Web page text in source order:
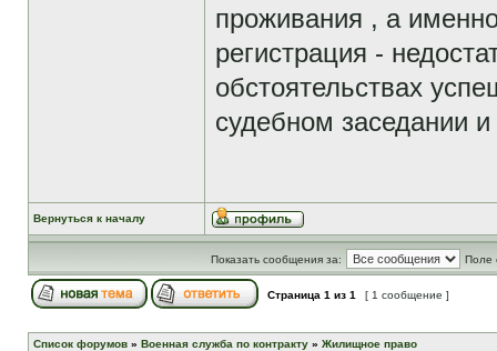
проживания , а
регистрация -
обстоятельствах
судебном заседании
Вернуться к началу
Показать сообщения за: Поле
Страница 1 из 1 [ 1 сообщение ]
Список форумов » Военная служба по контракту » Жилищное право